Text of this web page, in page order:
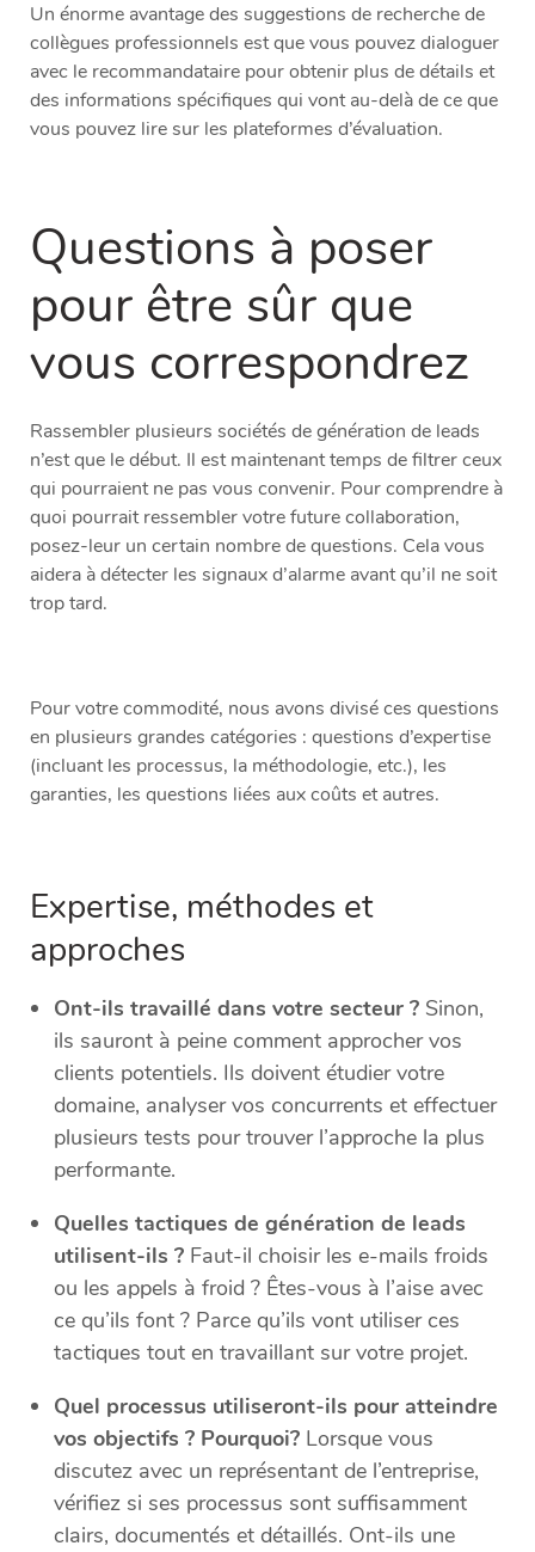
Un énorme avantage des suggestions de recherche de
collègues professionnels est que vous pouvez dialoguer
avec le recommandataire pour obtenir plus de détails et
des informations spécifiques qui vont au-delà de ce que
vous pouvez lire sur les plateformes d’évaluation.
Questions à poser
pour être sûr que
vous correspondrez
Rassembler plusieurs sociétés de génération de leads
n’est que le début. Il est maintenant temps de filtrer ceux
qui pourraient ne pas vous convenir. Pour comprendre à
quoi pourrait ressembler votre future collaboration,
posez-leur un certain nombre de questions. Cela vous
aidera à détecter les signaux d’alarme avant qu’il ne soit
trop tard.
Pour votre commodité, nous avons divisé ces questions
en plusieurs grandes catégories : questions d’expertise
(incluant les processus, la méthodologie, etc.), les
garanties, les questions liées aux coûts et autres.
Expertise, méthodes et
approches
Ont-ils travaillé dans votre secteur ? Sinon,
ils sauront à peine comment approcher vos
clients potentiels. Ils doivent étudier votre
domaine, analyser vos concurrents et effectuer
plusieurs tests pour trouver l’approche la plus
performante.
Quelles tactiques de génération de leads
utilisent-ils ? Faut-il choisir les e-mails froids
ou les appels à froid ? Êtes-vous à l’aise avec
ce qu’ils font ? Parce qu’ils vont utiliser ces
tactiques tout en travaillant sur votre projet.
Quel processus utiliseront-ils pour atteindre
vos objectifs ? Pourquoi? Lorsque vous
discutez avec un représentant de l’entreprise,
vérifiez si ses processus sont suffisamment
clairs, documentés et détaillés. Ont-ils une